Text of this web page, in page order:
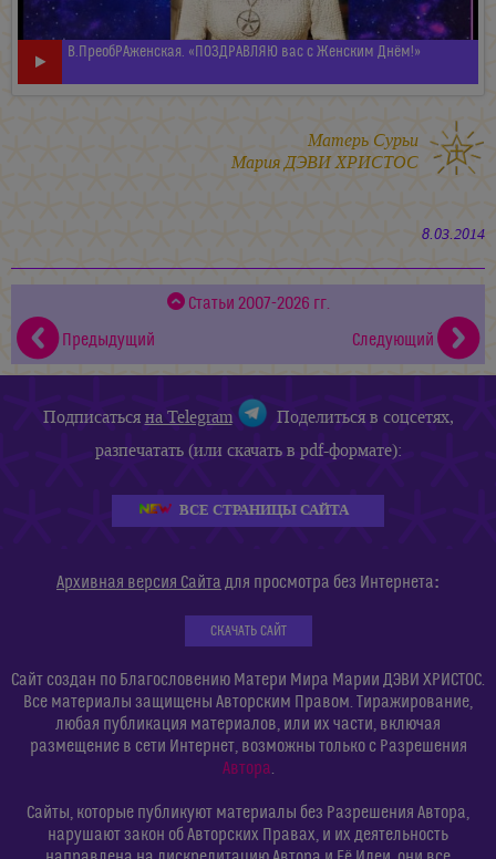
В.ПреобРАженская. «ПОЗДРАВЛЯЮ вас с Женским Днём!»
Матерь Сурьи
Мария ДЭВИ ХРИСТОС
8.03.2014
Статьи 2007-2026 гг.
Предыдущий
Следующий
Подписатьсяна Telegram
Поделиться в соцсетях,
разпечатать (или скачать в pdf-формате):
ВСЕ СТРАНИЦЫ САЙТА
Архивная версия Сайта для просмотра без Интернета:
СКАЧАТЬ САЙТ
Сайт создан по Благословению Матери Мира Марии ДЭВИ ХРИСТОС.
Все материалы защищены Авторским Правом. Тиражирование,
любая публикация материалов, или их части, включая
размещение в сети Интернет, возможны только с Разрешения
Автора.
Сайты, которые публикуют материалы без Разрешения Автора,
нарушают закон об Авторских Правах, и их деятельность